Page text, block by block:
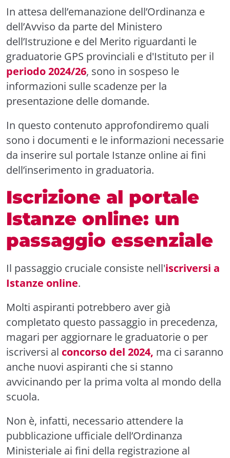
In attesa dell’emanazione dell’Ordinanza e
dell’Avviso da parte del Ministero
dell’Istruzione e del Merito riguardanti le
graduatorie GPS provinciali e d'Istituto per il
periodo 2024/26, sono in sospeso le
informazioni sulle scadenze per la
presentazione delle domande.
In questo contenuto approfondiremo quali
sono i documenti e le informazioni necessarie
da inserire sul portale Istanze online ai fini
dell’inserimento in graduatoria.
Iscrizione al portale
Istanze online: un
passaggio essenziale
Il passaggio cruciale consiste nell'iscriversi a
Istanze online.
Molti aspiranti potrebbero aver già
completato questo passaggio in precedenza,
magari per aggiornare le graduatorie o per
iscriversi al concorso del 2024, ma ci saranno
anche nuovi aspiranti che si stanno
avvicinando per la prima volta al mondo della
scuola.
Non è, infatti, necessario attendere la
pubblicazione ufficiale dell’Ordinanza
Ministeriale ai fini della registrazione al